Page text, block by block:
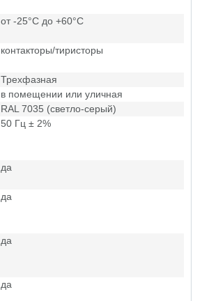
от -25°C до +60°C
контакторы/тиристоры
Трехфазная
в помещении или уличная
RAL 7035 (светло-серый)
50 Гц ± 2%
да
да
да
да